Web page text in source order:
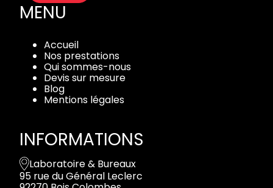
MENU
Accueil
Nos prestations
Qui sommes-nous
Devis sur mesure
Blog
Mentions légales
INFORMATIONS
Laboratoire & Bureaux
95 rue du Général Leclerc